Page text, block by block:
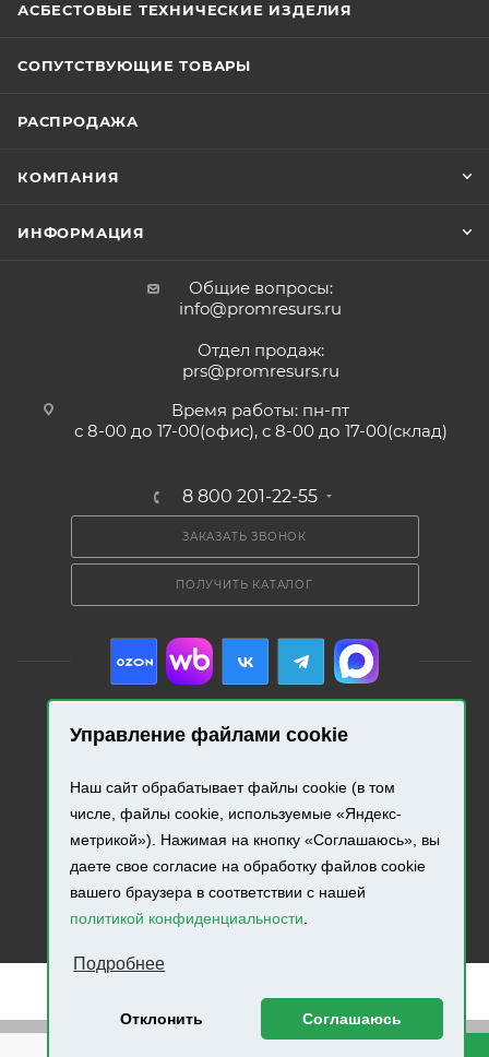
Управление файлами cookie
Наш сайт обрабатывает файлы cookie (в том
числе, файлы cookie, используемые «Яндекс-
метрикой»). Нажимая на кнопку «Соглашаюсь», вы
даете свое согласие на обработку файлов cookie
вашего браузера в соответствии с нашей
политикой конфиденциальности.
Подробнее
Отклонить Соглашаюсь
Внимание! Минимальная сумма заказа составляет 500
АСБЕСТОВЫЕ ТЕХНИЧЕСКИЕ ИЗДЕЛИЯ
СОПУТСТВУЮЩИЕ ТОВАРЫ
РАСПРОДАЖА
КОМПАНИЯ
ИНФОРМАЦИЯ
Общие вопросы:
info@promresurs.ru
Отдел продаж:
prs@promresurs.ru
Время работы: пн-пт
с 8-00 до 17-00(офис), с 8-00 до 17-00(склад)
8 800 201-22-55
ЗАКАЗАТЬ ЗВОНОК
ПОЛУЧИТЬ КАТАЛОГ
Разработка и продвижение сайта.